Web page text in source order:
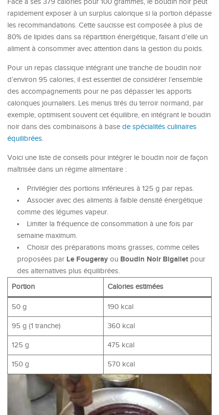
Face à ses 379 calories pour 100 grammes, le boudin noir peut
rapidement exposer à un surplus calorique si la portion dépasse
les recommandations. Cette saucisse est composée à plus de
80% de lipides dans sa répartition énergétique, faisant d’elle un
aliment à consommer avec attention dans la gestion du poids.
Pour un repas classique intégrant une tranche de boudin noir
d’environ 95 calories, il est essentiel de considérer l’ensemble
des accompagnements pour ne pas dépasser les apports
caloriques journaliers. Les menus tirés du terroir normand, par
exemple, optimisent souvent cet équilibre, en intégrant le boudin
noir dans des combinaisons à base de spécialités culinaires
équilibrées.
Voici une liste de conseils pour intégrer le boudin noir de façon
maîtrisée dans un régime alimentaire :
Privilégier des portions inférieures à 125 g par repas.
Associer avec des aliments à faible densité énergétique
comme des légumes vapeur.
Limiter la fréquence de consommation à une fois par
semaine maximum.
Choisir des préparations moins grasses, comme celles
proposées par Le Fougeray ou Boudin Noir Bigallet pour
des alternatives plus équilibrées.
Portion
Calories estimées
50 g 190 kcal
95 g (1 tranche) 360 kcal
125 g 475 kcal
150 g 570 kcal